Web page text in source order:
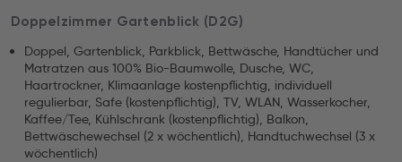
Doppelzimmer Gartenblick (D2G)
Doppel, Gartenblick, Parkblick, Bettwäsche, Handtücher und
Matratzen aus 100% Bio-Baumwolle, Dusche, WC,
Haartrockner, Klimaanlage kostenpflichtig, individuell
regulierbar, Safe (kostenpflichtig), TV, WLAN, Wasserkocher,
Kaffee/Tee, Kühlschrank (kostenpflichtig), Balkon,
Bettwäschewechsel (2 x wöchentlich), Handtuchwechsel (3 x
wöchentlich)